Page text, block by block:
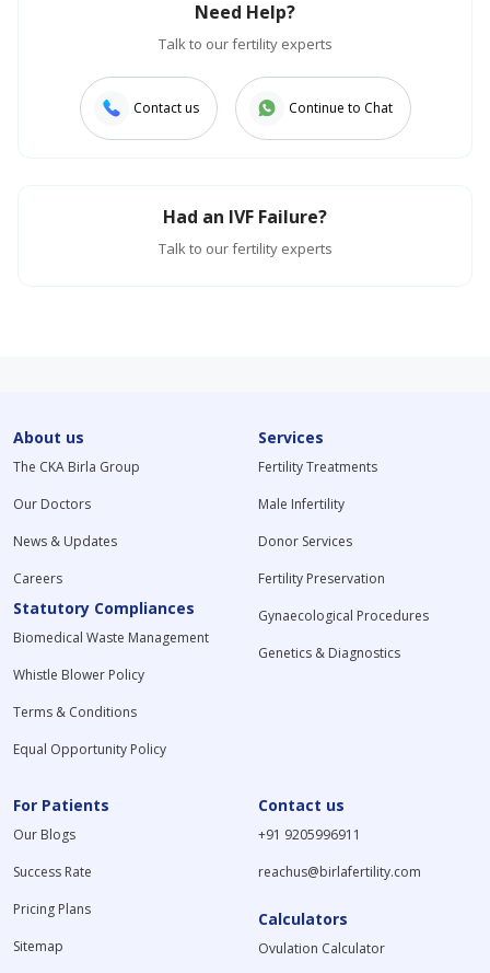
Need Help?
Talk to our fertility experts
Contact us Continue to Chat
Had an IVF Failure?
Talk to our fertility experts
About us
The CKA Birla Group
Our Doctors
News & Updates
Careers
Statutory Compliances
Biomedical Waste Management
Whistle Blower Policy
Terms & Conditions
Equal Opportunity Policy
Services
Fertility Treatments
Male Infertility
Donor Services
Fertility Preservation
Gynaecological Procedures
Genetics & Diagnostics
For Patients
Our Blogs
Success Rate
Pricing Plans
Sitemap
Contact us
+91 9205996911
reachus@birlafertility.com
Calculators
Ovulation Calculator